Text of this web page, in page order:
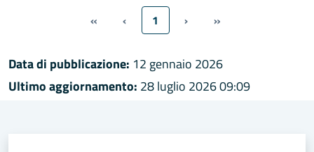
« ‹ 1 › »
Data di pubblicazione: 12 gennaio 2026
Ultimo aggiornamento: 28 luglio 2026 09:09